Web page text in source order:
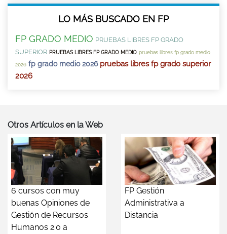
LO MÁS BUSCADO EN FP
FP GRADO MEDIO PRUEBAS LIBRES FP GRADO
SUPERIOR PRUEBAS LIBRES FP GRADO MEDIO pruebas libres fp grado medio
2026 fp grado medio 2026 pruebas libres fp grado superior
2026
Otros Artículos en la Web
6 cursos con muy
buenas Opiniones de
Gestión de Recursos
Humanos 2.0 a
FP Gestión
Administrativa a
Distancia